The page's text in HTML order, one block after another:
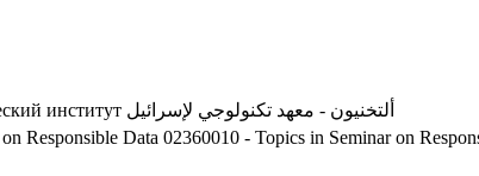
институт ألتخنيون - معهد تكنولوجي لإسرائيل
Responsible Data 02360010 - Topics in Seminar on